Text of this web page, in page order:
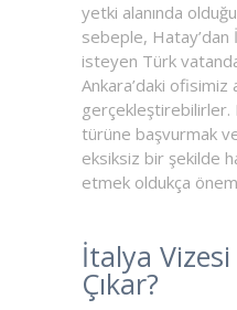
yetki alanında
sebeple, Hatay’dan
isteyen Türk
Ankara’daki ofisimiz
türüne başvurmak
eksiksiz bir şekilde
etmek oldukça
İtalya
Çıkar?